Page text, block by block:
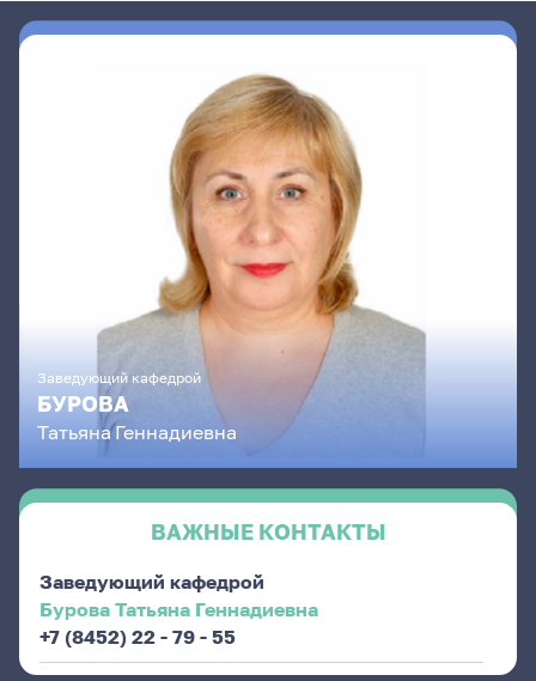
Заведующий кафедрой
БУРОВА
ТатьянаГеннадиевна
ВАЖНЫЕ КОНТАКТЫ
Заведующий кафедрой
Бурова Татьяна Геннадиевна
+7 (8452) 22 - 79 - 55